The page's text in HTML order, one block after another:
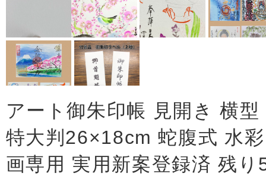
アート御朱印帳 見開き 横型
特大判26×18cm 蛇腹式 水彩
画専用 実用新案登録済 残り